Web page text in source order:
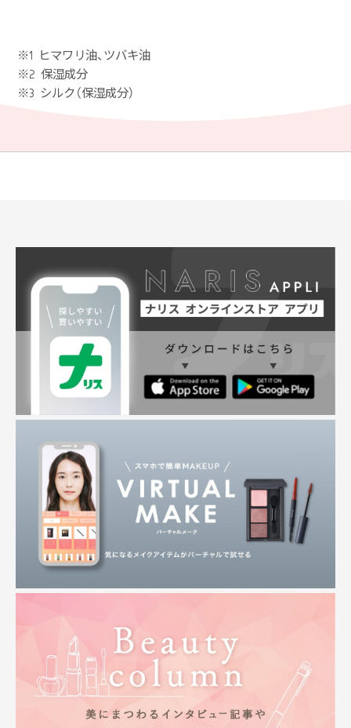
※1 ヒマワリ油、ツバキ油
※2 保湿成分
※3 シルク（保湿成分）